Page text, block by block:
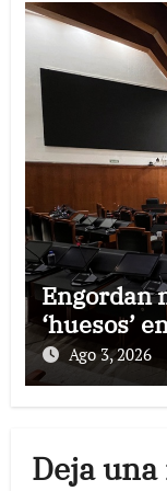
Engordan
‘huesos’
Ago 3, 2026
Deja